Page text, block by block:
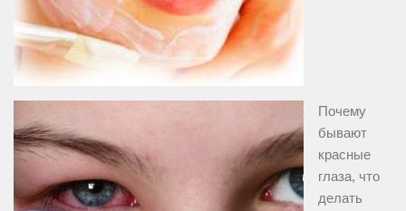
Почему
бывают
красные
глаза, что
делать